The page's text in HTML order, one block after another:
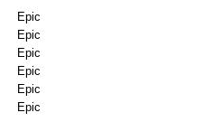
Epic
Epic
Epic
Epic
Epic
Epic